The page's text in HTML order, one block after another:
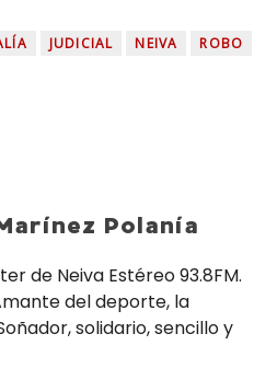
JUDICIAL NEIVA ROBO
Polanía
de Neiva Estéreo 93.8FM.
del deporte, la
solidario, sencillo y